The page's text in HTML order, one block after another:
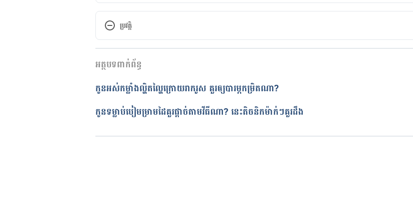
TOP 12 TIPS FOR TAKING CARE OF BABIES AND TODDLERS DURING
SUMMERhttps://www.shishuworld.com/taking-care-babies-toddlers-summer/
Kids Care Tips In This Summerhttps://beautyhealthtips.in/how-to-care-the-kids-
during-summer/
11 Easy To Follow Monsoon Tips For Students
https://www.jbcnschool.edu.in/blog/monsoon-tips-for-students/
PROTECT YOUR LITTLE ONES THIS
ប្រវត្តិ
កំណែ​ប្រែបច្ចុប្បន្ន
29/08/2023
អត្ថបទ​ដោយ
ត្រួតពិនិត្យដោយ វេជ្ជ. ចាន់ ស៊ីណេត
បច្ចុប្បន្នភាពដោយ៖
នូ សោភ័ណ្ឌ
អត្ថបទពាក់ព័ន្ធ
កូនអស់កម្លាំងល្ហិតល្ហៃក្រោយរាករូស​ គួរឲ្យបារម្ភកម្រិត​ណា?
កូនទម្លាប់បៀមម្រាមដៃគួរផ្តាច់តាមវីធីណា? នេះតិចនិកម៉ាក់ៗគួរដឹង